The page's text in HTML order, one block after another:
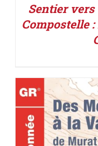
Sentier
Compostelle